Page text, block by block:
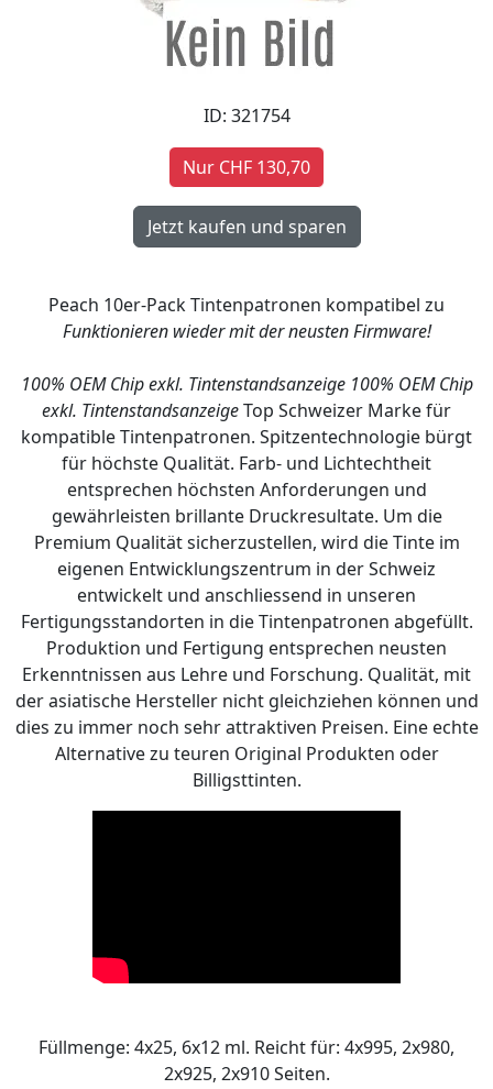
ID: 321754
Nur CHF 130,70
Peach 10er-Pack Tintenpatronen kompatibel zu
Funktionieren wieder mit der neusten Firmware!
100% OEM Chip exkl. Tintenstandsanzeige 100% OEM Chip
exkl. TintenstandsanzeigeTop Schweizer Marke für
kompatible Tintenpatronen. Spitzentechnologie bürgt
für höchste Qualität. Farb- und Lichtechtheit
entsprechen höchsten Anforderungen und
gewährleisten brillante Druckresultate. Um die
Premium Qualität sicherzustellen, wird die Tinte im
eigenen Entwicklungszentrum in der Schweiz
entwickelt und anschliessend in unseren
Fertigungsstandorten in die Tintenpatronen abgefüllt.
Produktion und Fertigung entsprechen neusten
Erkenntnissen aus Lehre und Forschung. Qualität, mit
der asiatische Hersteller nicht gleichziehen können und
dies zu immer noch sehr attraktiven Preisen. Eine echte
Alternative zu teuren Original Produkten oder
Billigsttinten.
Füllmenge: 4x25, 6x12 ml. Reicht für: 4x995, 2x980,
2x925, 2x910 Seiten.